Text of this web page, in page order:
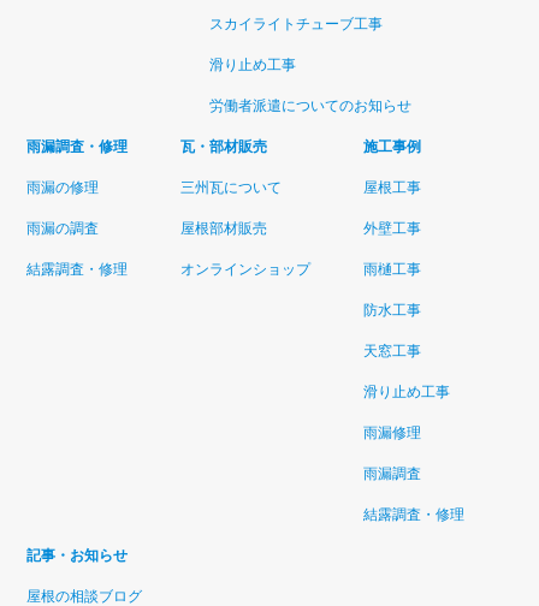
スカイライトチューブ工事
滑り止め工事
労働者派遣についてのお知らせ
雨漏調査・修理
雨漏の修理
雨漏の調査
結露調査・修理
瓦・部材販売
三州瓦について
屋根部材販売
オンラインショップ
施工事例
屋根工事
外壁工事
雨樋工事
防水工事
天窓工事
滑り止め工事
雨漏修理
雨漏調査
結露調査・修理
記事・お知らせ
屋根の相談ブログ